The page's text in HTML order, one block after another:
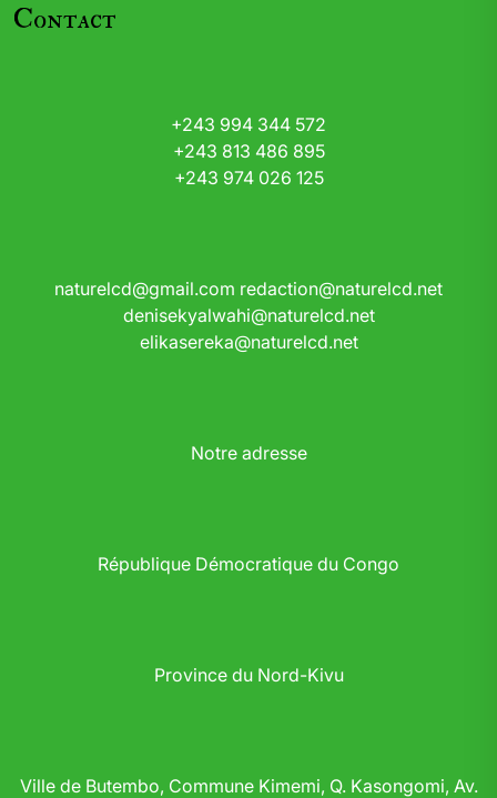
Contact
+243 994 344 572
+243 813 486 895
+243 974 026 125
naturelcd@gmail.com redaction@naturelcd.net
denisekyalwahi@naturelcd.net
elikasereka@naturelcd.net
Notre adresse
République Démocratique du Congo
Province du Nord-Kivu
Ville de Butembo, Commune Kimemi, Q. Kasongomi, Av.